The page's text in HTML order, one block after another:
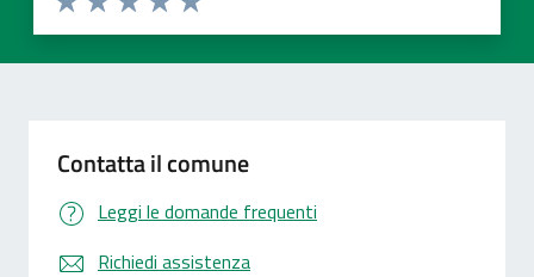
Valuta 5 stelle su 5
Valuta 4 stelle su 5
Valuta 3 stelle su 5
Valuta 2 stelle su 5
Valuta 1 stelle su 5
Contatta il comune
Leggi le domande frequenti
Richiedi assistenza